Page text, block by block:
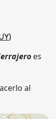
)
es
al